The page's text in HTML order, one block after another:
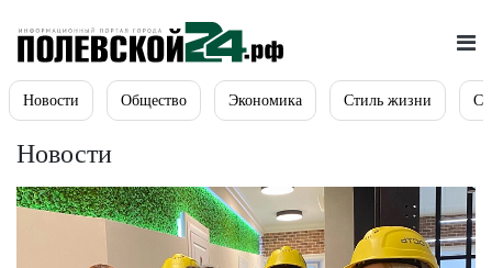
Новости Общество Экономика Стиль жизни
Новости